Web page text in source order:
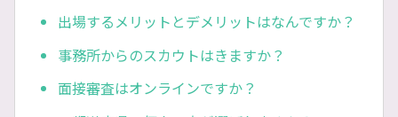
出場するメリットとデメリットはなんですか？
事務所からのスカウトはきますか？
面接審査はオンラインですか？